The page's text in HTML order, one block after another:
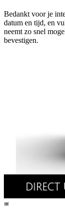
Bedankt voor je
datum en tijd, en
neemt zo snel
bevestigen.